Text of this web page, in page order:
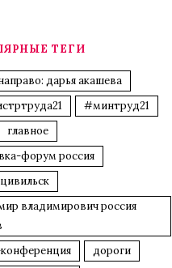
ТЕГИ
дарья акашева
#минтруд21
главное
форум россия
владимирович россия
дороги